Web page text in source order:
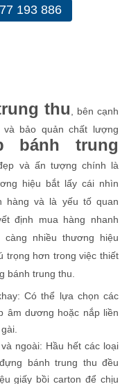
193 886
thu
, bên cạnh
bảo quản chất lượng
bánh trung
và ấn tượng chính là
hiệu bắt lấy cái nhìn
hàng và là yếu tố quan
định mua hàng nhanh
nhiều thương hiệu
trọng hơn trong việc thiết
bánh trung thu.
Có thể lựa chọn các
âm dương hoặc nắp liền
ngoài: Hầu hết các loại
bánh trung thu đều
giấy bồi carton để chịu